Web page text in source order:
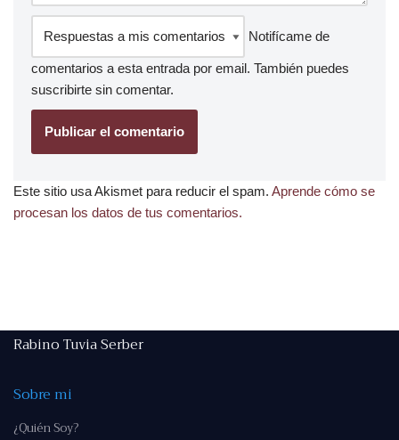
Notifícame de
comentarios a esta entrada por email. También puedes
suscribirte sin comentar.
Este sitio usa Akismet para reducir el spam. Aprende cómo se
procesan los datos de tus comentarios.
Rabino Tuvia Serber
Sobre mi
¿Quién Soy?